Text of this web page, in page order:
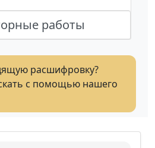
работы
расшифровку?
с помощью нашего